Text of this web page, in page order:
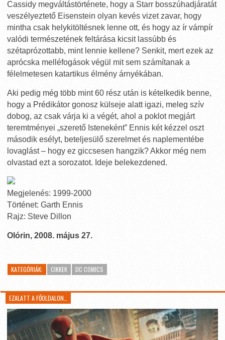
Cassidy megváltástörténete, hogy a Starr bosszúhadjáratát
veszélyeztető Eisenstein olyan kevés vizet zavar, hogy
mintha csak helykitöltésnek lenne ott, és hogy az ír vámpír
valódi természetének feltárása kicsit lassúbb és
szétaprózottabb, mint lennie kellene? Senkit, mert ezek az
aprócska melléfogások végül mit sem számítanak a
félelmetesen katartikus élmény árnyékában.
Aki pedig még több mint 60 rész után is kételkedik benne,
hogy a Prédikátor gonosz külseje alatt igazi, meleg szív
dobog, az csak várja ki a végét, ahol a poklot megjárt
teremtményei „szerető Isteneként” Ennis két kézzel oszt
második esélyt, beteljesülő szerelmet és naplementébe
lovaglást – hogy ez giccsesen hangzik? Akkor még nem
olvastad ezt a sorozatot. Ideje belekezdened.
Megjelenés: 1999-2000
Történet: Garth Ennis
Rajz: Steve Dillon
Olórin, 2008. május 27.
KATEGÓRIÁK: CIKKEK DC COMICS
EZALATT A FŐOLDALON…